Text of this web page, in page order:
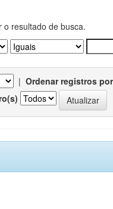
o resultado de busca.
| Ordenar registros por